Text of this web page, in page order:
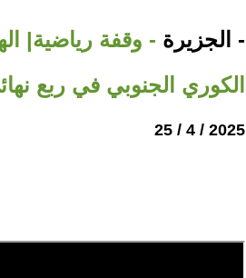
- الجزيرة - وقفة رياضية|
الكوري الجنوبي في ربع
2025 / 4 / 25